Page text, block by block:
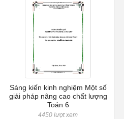
Sáng kiến kinh nghiệm Một số
giải pháp nâng cao chất lượng
Toán 6
4450 lượt xem